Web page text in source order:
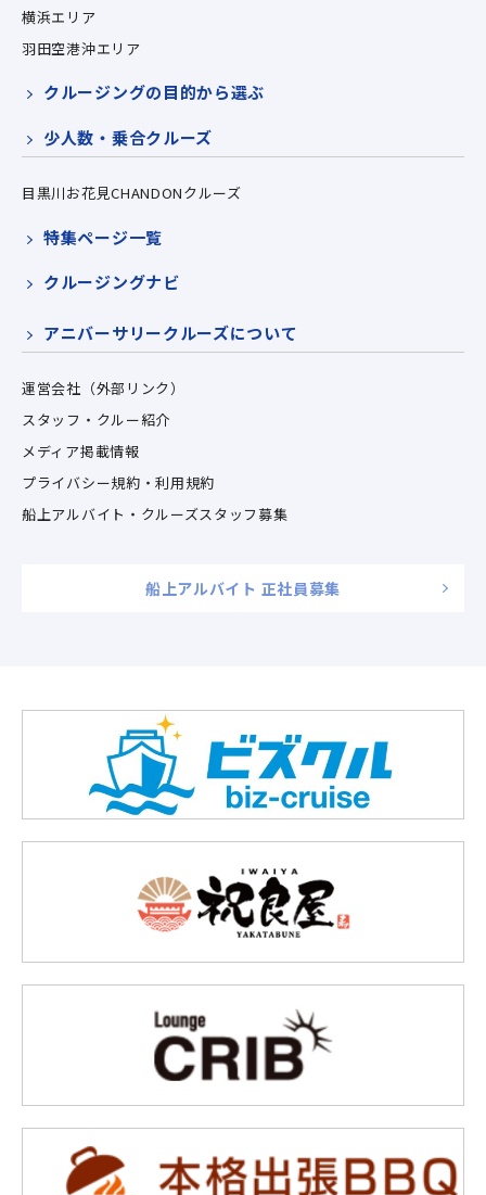
横浜エリア
羽田空港沖エリア
クルージングの目的から選ぶ
少人数・乗合クルーズ
目黒川お花見CHANDONクルーズ
特集ページ一覧
クルージングナビ
アニバーサリークルーズについて
運営会社（外部リンク）
スタッフ・クルー紹介
メディア掲載情報
プライバシー規約・利用規約
船上アルバイト・クルーズスタッフ募集
船上アルバイト 正社員募集